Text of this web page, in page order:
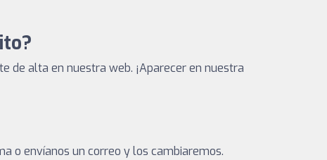
de alta en nuestra web. ¡Aparecer en nuestra
o envíanos un correo y los cambiaremos.